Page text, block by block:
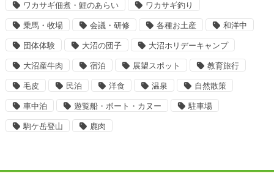
ワカサギ佃煮・鯉のあらい ワカサギ釣り
乗馬・牧場 会議・研修 各種お土産 和洋中
団体体験 大沼の団子 大沼ホリデーキャンプ
大沼産牛肉 宿泊 展望スポット 教育旅行
毛皮 民泊 洋食 温泉 自然散策
車中泊 遊覧船・ボート・カヌー 駐車場
駒ケ岳登山 鹿肉